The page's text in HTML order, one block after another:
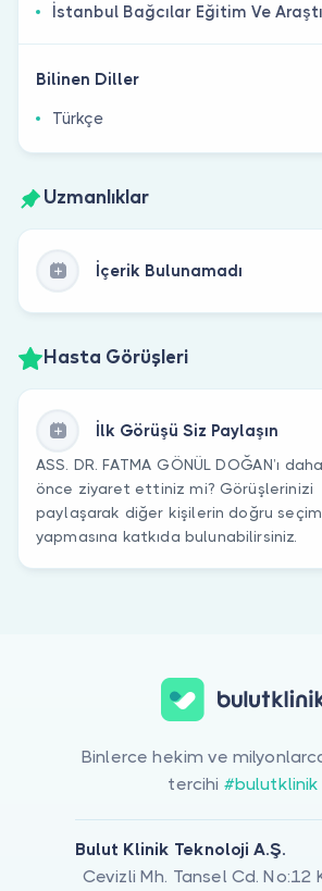
İstanbul Bağcılar Eğitim Ve
Bilinen Diller
Türkçe
Uzmanlıklar
İçerik Bulunamadı
Hasta Görüşleri
İlk Görüşü Siz Paylaşın
ASS. DR. FATMA GÖNÜL DOĞAN’ı daha
önce ziyaret ettiniz mi? Görüşlerinizi
paylaşarak diğer kişilerin doğru seçim
yapmasına katkıda bulunabilirsiniz.
Binlerce hekim ve
tercihi #bulutklinik
Bulut Klinik Teknoloji A.Ş.
Cevizli Mh. Tansel Cd. No:12